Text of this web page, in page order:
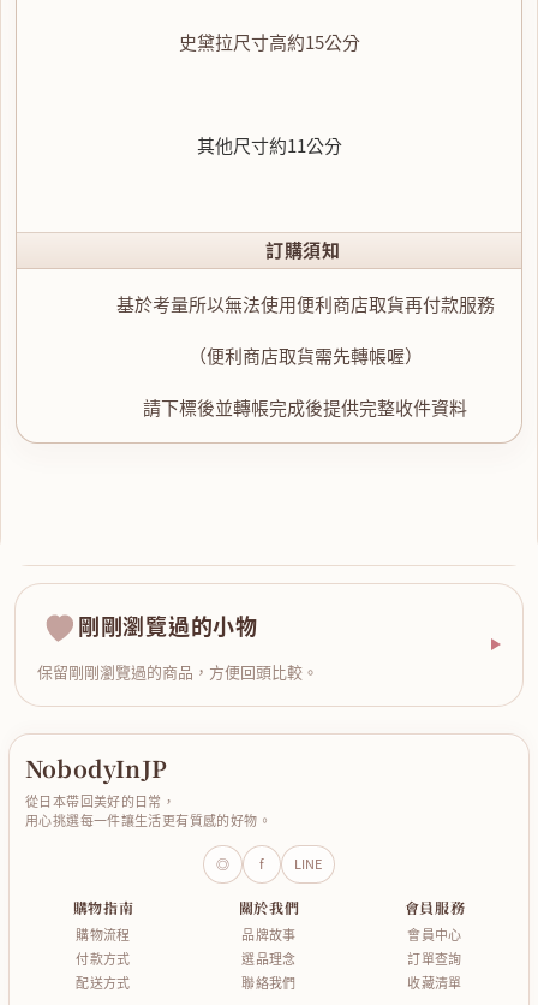
史黛拉尺寸高約15公分
其他尺寸約11公分
訂購須知
基於考量所以無法使用便利商店取貨再付款服務
（便利商店取貨需先轉帳喔）
請下標後並轉帳完成後提供完整收件資料
剛剛瀏覽過的小物
保留剛剛瀏覽過的商品，方便回頭比較。
NobodyInJP
從日本帶回美好的日常，
用心挑選每一件讓生活更有質感的好物。
◎ f LINE
購物指南
購物流程
付款方式
配送方式
關於我們
品牌故事
選品理念
聯絡我們
會員服務
會員中心
訂單查詢
收藏清單